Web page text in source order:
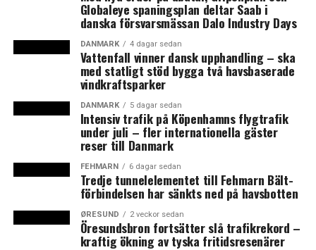
regeringsparti, konstaterar han. I synnerhet
avskaffandet av den stora bededagen hade en sådan
inverkan på väljarna att det ledde till en förändring av
partiets opinionssiffror.
Men väljarna är också missnöjda med mittenregeringen
som förutom Socialdemokratiet består av det liberala
partiet Venstre och det nya mittenpartiet Moderaterne.
En regering där statsminister Mette Frederiksen (S) har
– Det har funnits en känsla bland väljarna att denna
eliten, att det inte längre lyssnar på väljarna, säger han.
Globaleye spaningsplan deltar Saab i
danska försvarsmässan Dalo Industry Days
DANMARK 4 dagar sedan
Vattenfall vinner dansk upphandling – ska
med statligt stöd bygga två havsbaserade
vindkraftsparker
DANMARK 5 dagar sedan
Intensiv trafik på Köpenhamns flygtrafik
under juli – fler internationella gäster
reser till Danmark
FEHMARN 6 dagar sedan
Tredje tunnelelementet till Fehmarn Bält-
förbindelsen har sänkts ned på havsbotten
ØRESUND 2 veckor sedan
Öresundsbron fortsätter slå trafikrekord –
kraftig ökning av tyska fritidsresenärer